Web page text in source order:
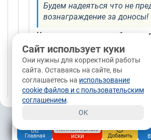
Будем надеяться что не
вознаграждение за доносы!
Хакеры прекрасно работают
все данные доносчика
свободном доступе. вот
ждать в гости того на кого
+1 / 0 Ответить
Показать
Главная
Коллективные
иски
Добавить
Сайт использует куки
Они нужны для корректной работы
сайта. Оставаясь на сайте, вы
соглашаетесь на использование
cookie файлов и с пользовательским
соглашением.
OK